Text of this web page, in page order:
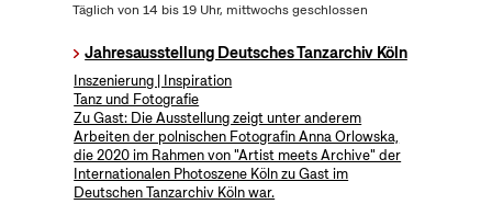
Täglich von 14 bis 19 Uhr, mittwochs geschlossen
Jahresausstellung Deutsches Tanzarchiv Köln
Inszenierung | Inspiration
Tanz und Fotografie
Zu Gast: Die Ausstellung zeigt unter anderem
Arbeiten der polnischen Fotografin Anna Orlowska,
die 2020 im Rahmen von "Artist meets Archive" der
Internationalen Photoszene Köln zu Gast im
Deutschen Tanzarchiv Köln war.